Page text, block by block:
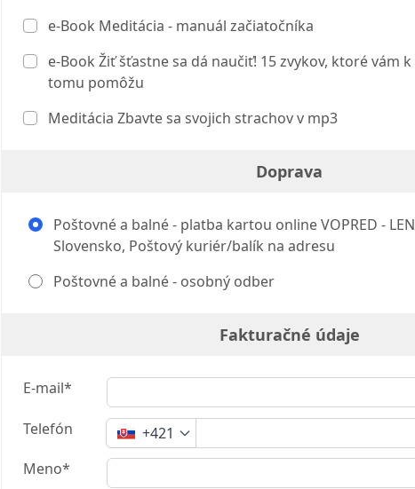
e-Book Meditácia - manuál začiatočníka
e-Book Žiť šťastne sa dá naučiť! 15 zvykov, ktoré vám k
tomu pomôžu
Meditácia Zbavte sa svojich strachov v mp3
Doprava
Poštovné a balné - platba kartou online VOPRED - LEN
Slovensko, Poštový kuriér/balík na adresu
Poštovné a balné - osobný odber
Fakturačné údaje
E-mail*
Telefón
+421
Meno*